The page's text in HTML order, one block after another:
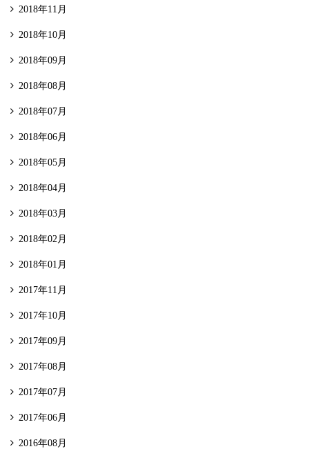
2018年11月
2018年10月
2018年09月
2018年08月
2018年07月
2018年06月
2018年05月
2018年04月
2018年03月
2018年02月
2018年01月
2017年11月
2017年10月
2017年09月
2017年08月
2017年07月
2017年06月
2016年08月